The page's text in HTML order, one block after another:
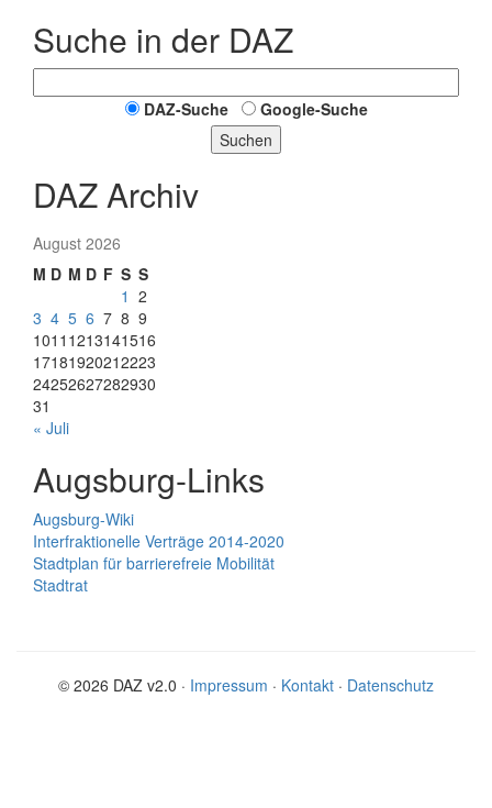
Suche in der DAZ
DAZ-Suche
Google-Suche
Suchen
DAZ Archiv
August 2026
M D M D F S S
1 2
3 4 5 6 7 8 9
1011 1213141516
17181920212223
24252627282930
31
« Juli
Augsburg-Links
Augsburg-Wiki
Interfraktionelle Verträge 2014-2020
Stadtplan für barrierefreie Mobilität
Stadtrat
© 2026 DAZ v2.0 · Impressum · Kontakt · Datenschutz